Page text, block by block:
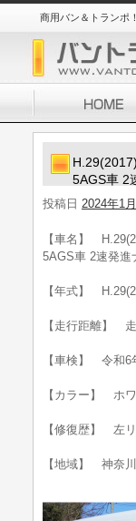
商用バン＆トランポ
5AGS車 2
投稿日 2024年1
【車名】
5AGS車 2速発進
【年式】
【走行距離】
【車検】 令和6
【カラー】 ホ
【修復歴】 左
【地域】 神奈